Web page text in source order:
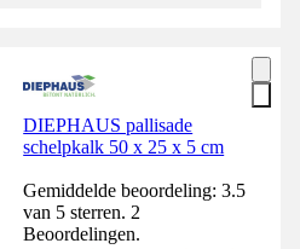
DIEPHAUS pallisade
schelpkalk 50 x 25 x 5 cm
Gemiddelde beoordeling: 3.5
van 5 sterren. 2
Beoordelingen.